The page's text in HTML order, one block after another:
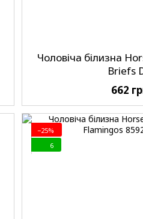
Чоловіча білизна
Briefs
662
−25%
6